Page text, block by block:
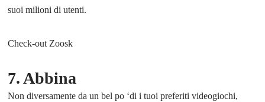
suoi milioni di utenti.
Check-out Zoosk
7. Abbina
Non diversamente da un bel po ‘di i tuoi preferiti videogiochi,